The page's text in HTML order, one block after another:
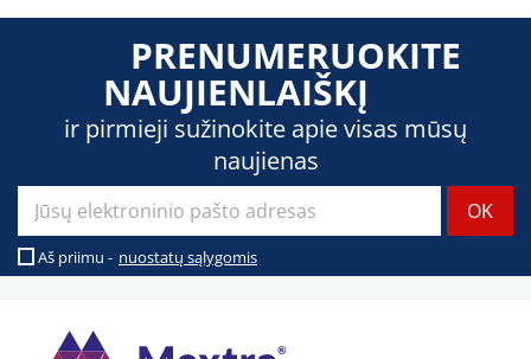
PRENUMERUOKITE
NAUJIENLAIŠKĮ
ir pirmieji sužinokite apie visas mūsų
naujienas
Aš priimu - nuostatų sąlygomis